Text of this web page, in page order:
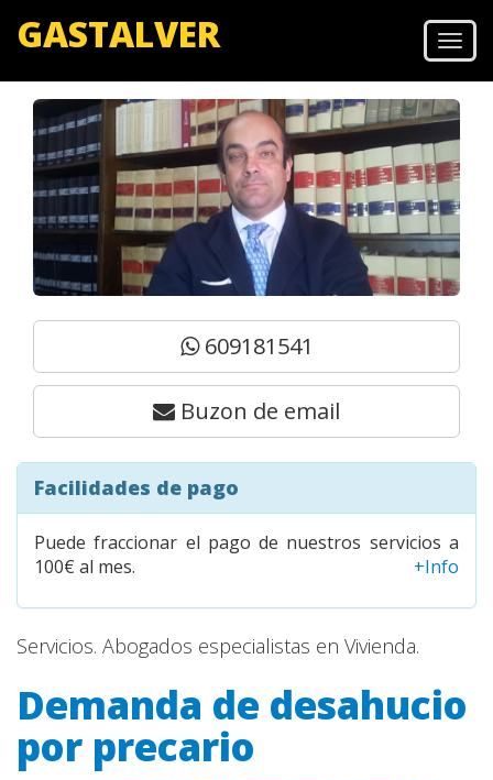
GASTALVER
609181541
Buzon de email
Facilidades de pago
Puede fraccionar el pago de nuestros servicios a
100€ al mes.
+Info
Servicios. Abogados especialistas en Vivienda.
Demanda de desahucio
por precario